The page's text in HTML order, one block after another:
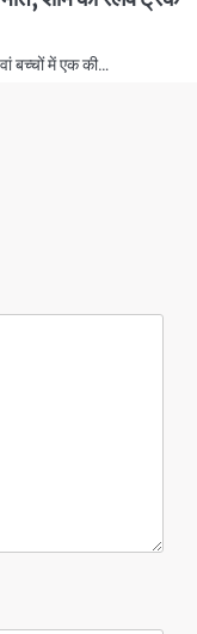
बच्चों में एक की…